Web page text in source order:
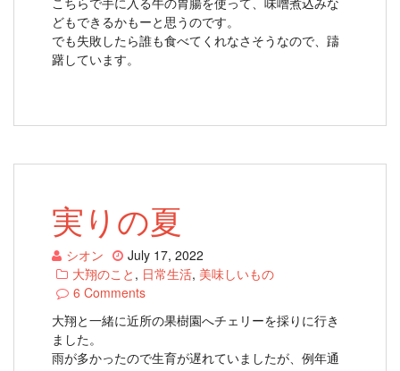
どもできるかもーと思うのです。
でも失敗したら誰も食べてくれなさそうなので、躊
躇しています。
実りの夏
シオン
July 17, 2022
大翔のこと , 日常生活, 美味しいもの
6 Comments
大翔と一緒に近所の果樹園へチェリーを採りに行き
ました。
雨が多かったので生育が遅れていましたが、例年通